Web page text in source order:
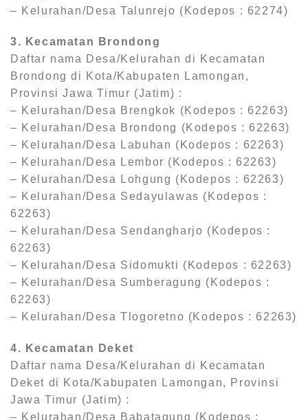
– Kelurahan/Desa Talunrejo (Kodepos : 62274)
3. Kecamatan Brondong
Daftar nama Desa/Kelurahan di Kecamatan
Brondong di Kota/Kabupaten Lamongan,
Provinsi Jawa Timur (Jatim) :
– Kelurahan/Desa Brengkok (Kodepos : 62263)
– Kelurahan/Desa Brondong (Kodepos : 62263)
– Kelurahan/Desa Labuhan (Kodepos : 62263)
– Kelurahan/Desa Lembor (Kodepos : 62263)
– Kelurahan/Desa Lohgung (Kodepos : 62263)
– Kelurahan/Desa Sedayulawas (Kodepos :
62263)
– Kelurahan/Desa Sendangharjo (Kodepos :
62263)
– Kelurahan/Desa Sidomukti (Kodepos : 62263)
– Kelurahan/Desa Sumberagung (Kodepos :
62263)
– Kelurahan/Desa Tlogoretno (Kodepos : 62263)
4. Kecamatan Deket
Daftar nama Desa/Kelurahan di Kecamatan
Deket di Kota/Kabupaten Lamongan, Provinsi
Jawa Timur (Jatim) :
– Kelurahan/Desa Babatagung (Kodepos :